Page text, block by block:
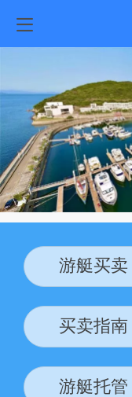
游艇买卖
买卖指南
游艇托管